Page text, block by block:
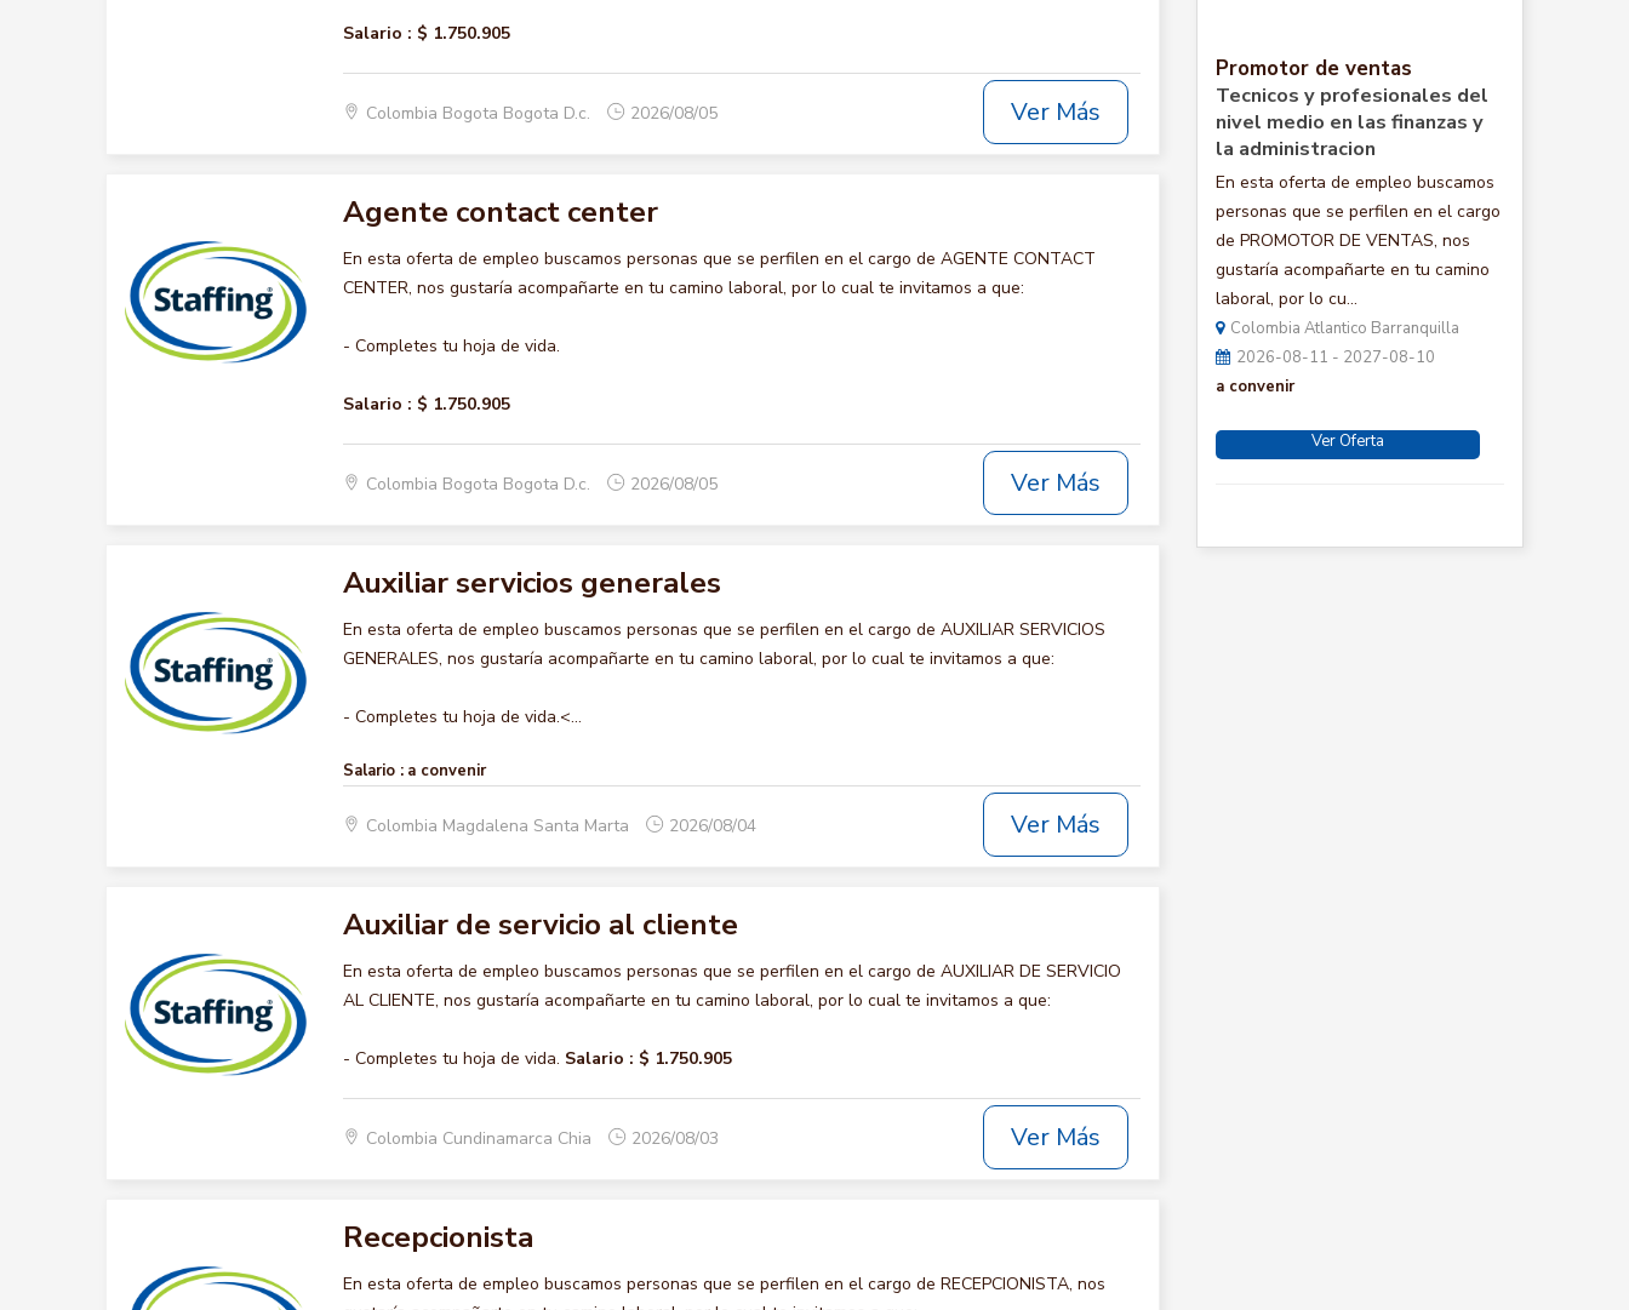
Salario : $ 1.750.905
Colombia Bogota Bogota D.c. 2026/08/05 Ver Más
Agente contact center
En esta oferta de empleo buscamos personas que se perfilen en el cargo de AGENTE CONTACT
CENTER, nos gustaría acompañarte en tu camino laboral, por lo cual te invitamos a que:
- Completes tu hoja de vida.
Salario : $ 1.750.905
Colombia Bogota Bogota D.c. 2026/08/05 Ver Más
Auxiliar servicios generales
En esta oferta de empleo buscamos personas que se perfilen en el cargo de AUXILIAR SERVICIOS
GENERALES, nos gustaría acompañarte en tu camino laboral, por lo cual te invitamos a que:
- Completes tu hoja de vida.<...
Salario : a convenir
Colombia Magdalena Santa Marta 2026/08/04 Ver Más
Auxiliar de servicio al cliente
En esta oferta de empleo buscamos personas que se perfilen en el cargo de AUXILIAR DE SERVICIO
AL CLIENTE, nos gustaría acompañarte en tu camino laboral, por lo cual te invitamos a que:
- Completes tu hoja de vida. Salario : $ 1.750.905
Colombia Cundinamarca Chia 2026/08/03 Ver Más
Recepcionista
En esta oferta de empleo buscamos personas que se perfilen en el cargo de RECEPCIONISTA, nos
Promotor de ventas
Tecnicos y profesionales del
nivel medio en las finanzas y
la administracion
En esta oferta de empleo buscamos
personas que se perfilen en el cargo
de PROMOTOR DE VENTAS, nos
gustaría acompañarte en tu camino
laboral, por lo cu...
Colombia Atlantico Barranquilla
2026-08-11 - 2027-08-10
a convenir
Ver Oferta